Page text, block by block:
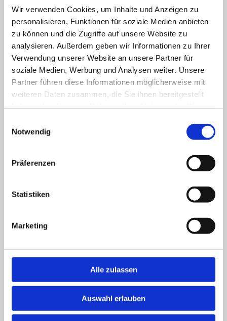
Wir verwenden Cookies, um Inhalte und Anzeigen zu
personalisieren, Funktionen für soziale Medien anbieten
zu können und die Zugriffe auf unsere Website zu
analysieren. Außerdem geben wir Informationen zu Ihrer
Verwendung unserer Website an unsere Partner für
soziale Medien, Werbung und Analysen weiter. Unsere
Partner führen diese Informationen möglicherweise mit
weiteren Daten zusammen, die Sie ihnen bereitgestellt
Notwendig
Präferenzen
Statistiken
Marketing
Alle zulassen
Auswahl erlauben
Kleine Hilfen Nr.1 An- und
Auskleiden
Leistungskomplex 13.2
Kleine Hilfen Nr.2 Mundpflege
11,73 €
Leistungskomplex 13.3
schneiden
11,73 €
Leistungskomplex 13.4
11,73 €
Leistungskomplex 13.5
11,73 €
Körperpflege mit An- und
Leistungskomplex 15
Hilfen bei der Haushaltsführung